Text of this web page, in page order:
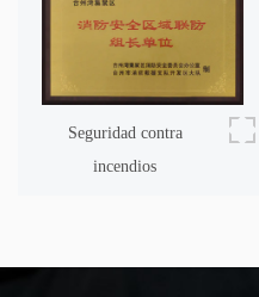
Seguridad contra
incendios